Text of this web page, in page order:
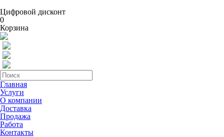
Цифровой дисконт
0
Корзина
Главная
Услуги
О компании
Доставка
Продажа
Работа
Контакты